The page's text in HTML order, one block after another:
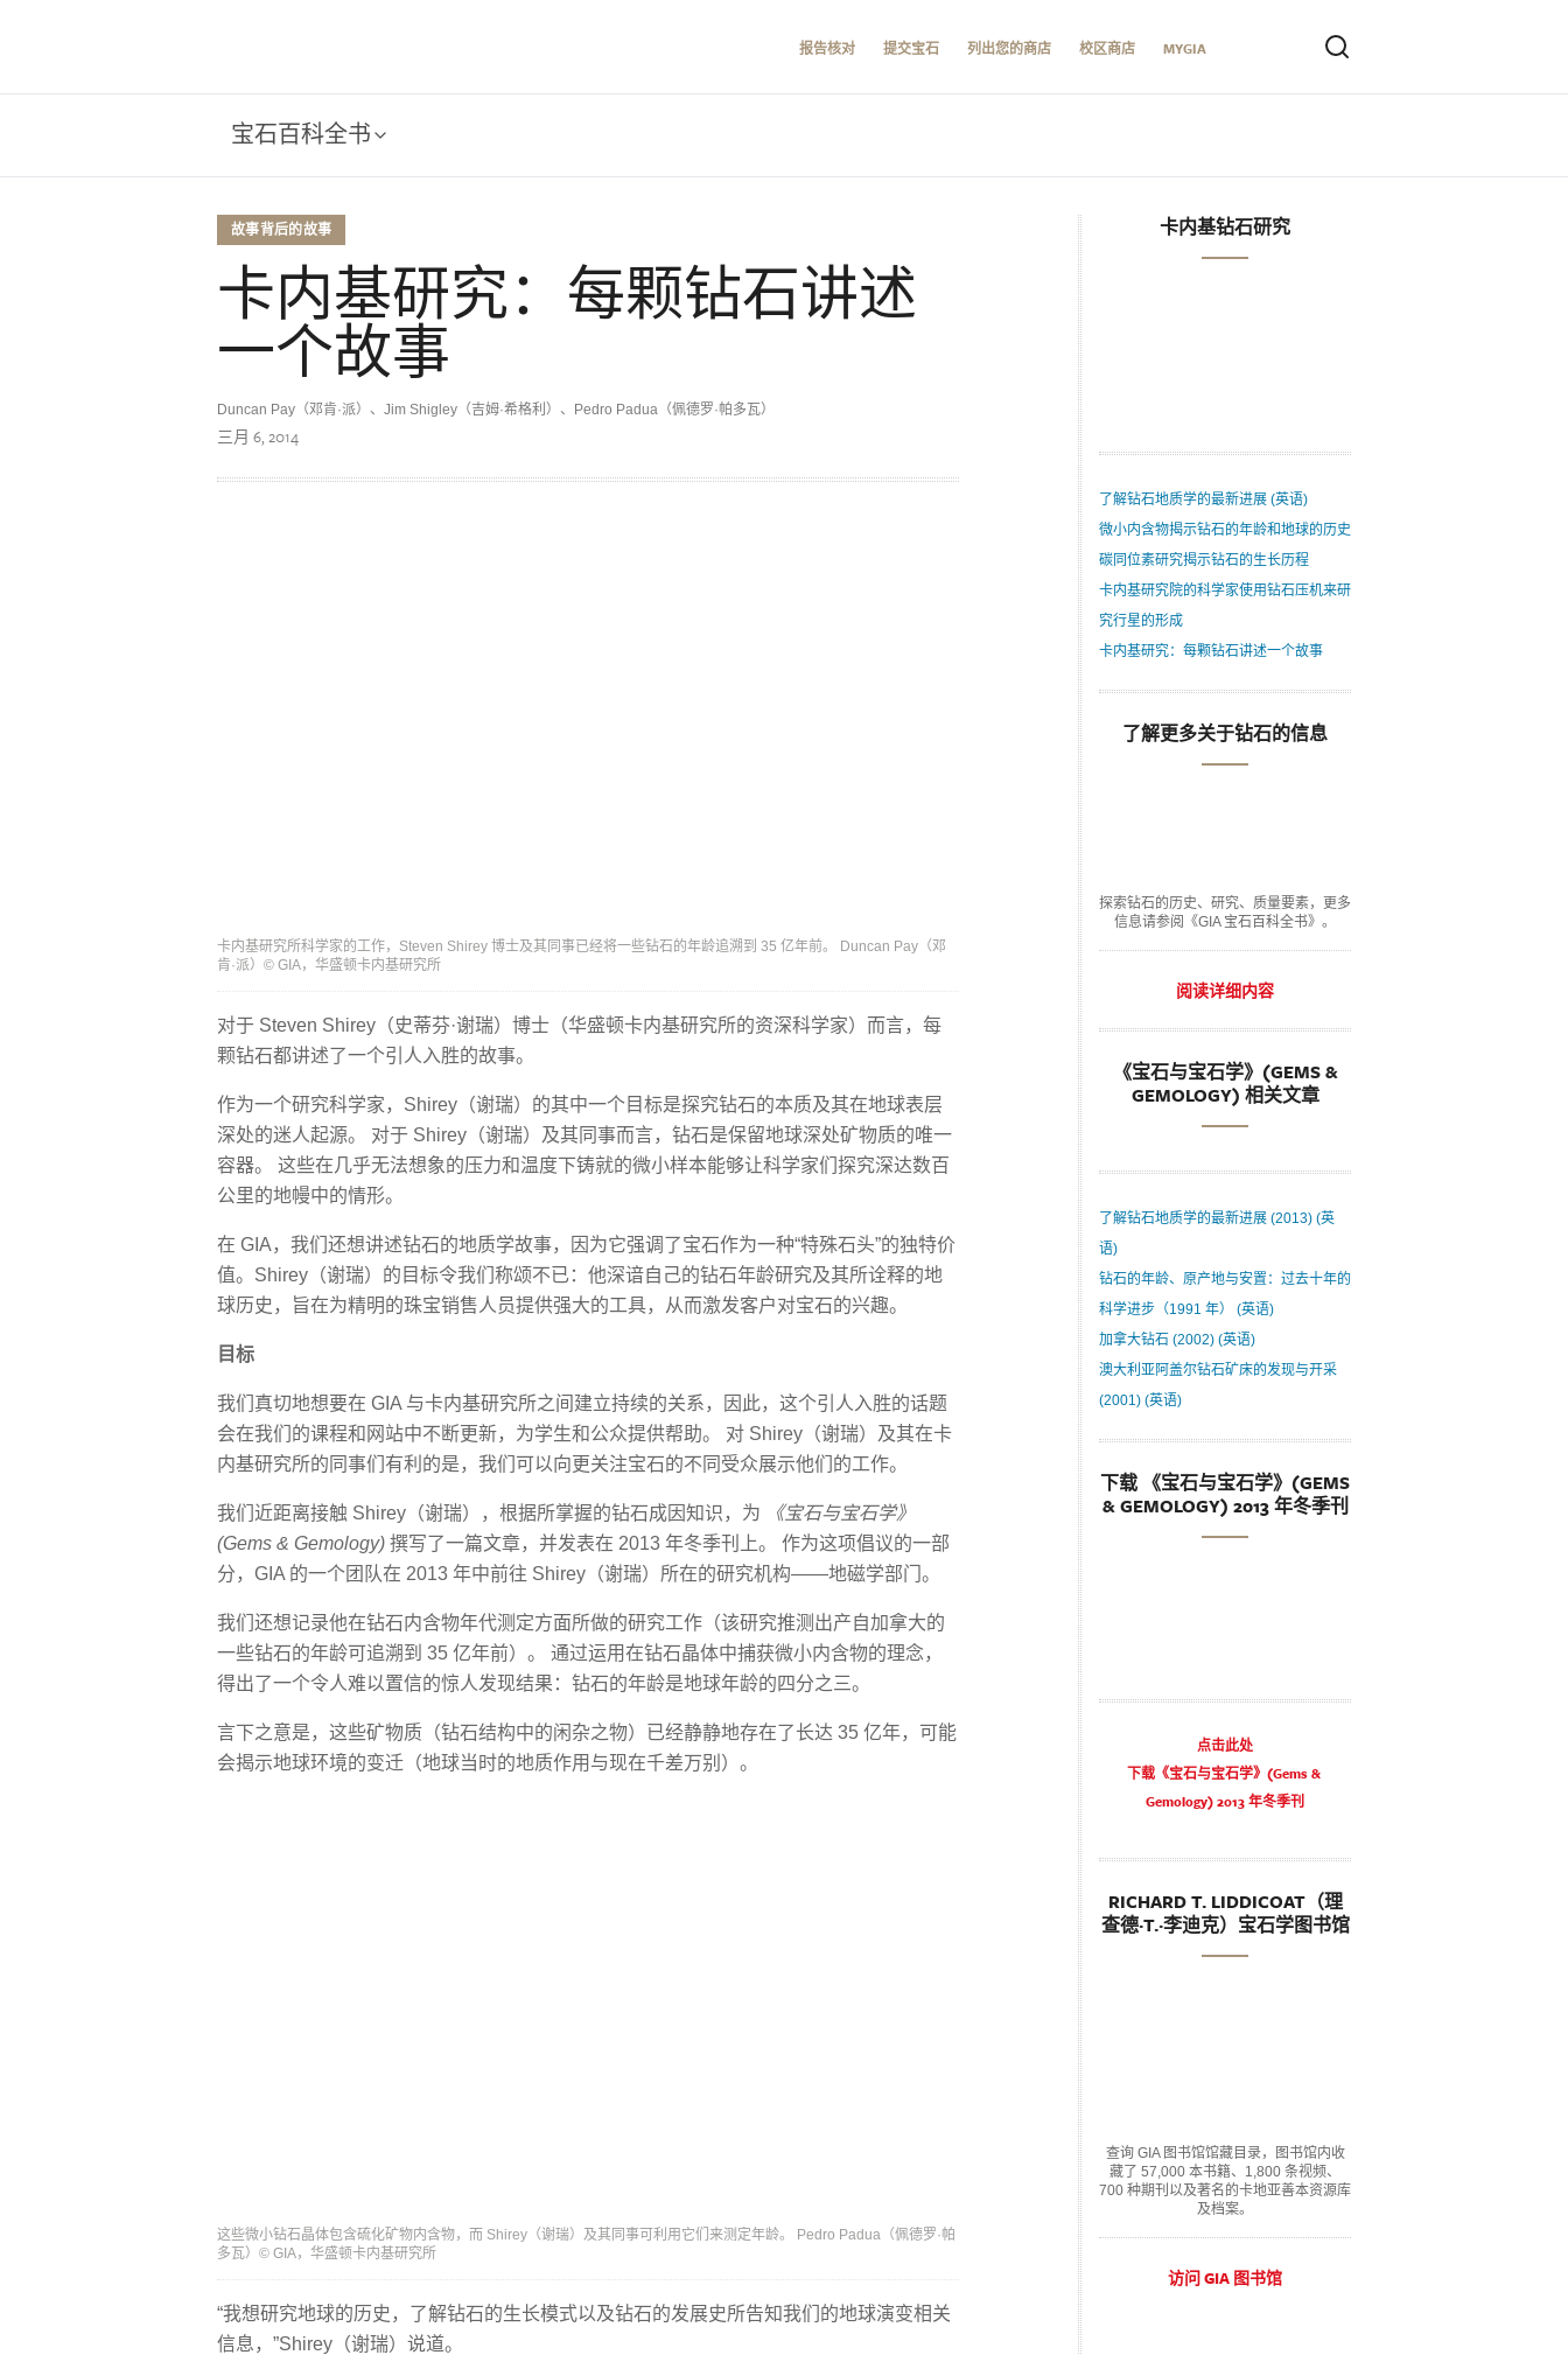
报告核对 提交宝石 列出您的商店 校区商店 MYGIA
宝石百科全书
故事背后的故事
卡内基研究：每颗钻石讲述
一个故事
Duncan Pay（邓肯·派）、Jim Shigley（吉姆·希格利）、Pedro Padua（佩德罗·帕多瓦）
三月 6, 2014
卡内基研究所科学家的工作，Steven Shirey 博士及其同事已经将一些钻石的年龄追溯到 35 亿年前。 Duncan Pay（邓
肯·派）© GIA，华盛顿卡内基研究所
对于 Steven Shirey（史蒂芬·谢瑞）博士（华盛顿卡内基研究所的资深科学家）而言，每
颗钻石都讲述了一个引人入胜的故事。
作为一个研究科学家，Shirey（谢瑞）的其中一个目标是探究钻石的本质及其在地球表层
深处的迷人起源。 对于 Shirey（谢瑞）及其同事而言，钻石是保留地球深处矿物质的唯一
容器。 这些在几乎无法想象的压力和温度下铸就的微小样本能够让科学家们探究深达数百
公里的地幔中的情形。
在 GIA，我们还想讲述钻石的地质学故事，因为它强调了宝石作为一种“特殊石头”的独特价
值。Shirey（谢瑞）的目标令我们称颂不已：他深谙自己的钻石年龄研究及其所诠释的地
球历史，旨在为精明的珠宝销售人员提供强大的工具，从而激发客户对宝石的兴趣。
目标
我们真切地想要在 GIA 与卡内基研究所之间建立持续的关系，因此，这个引人入胜的话题
会在我们的课程和网站中不断更新，为学生和公众提供帮助。 对 Shirey（谢瑞）及其在卡
内基研究所的同事们有利的是，我们可以向更关注宝石的不同受众展示他们的工作。
我们近距离接触 Shirey（谢瑞），根据所掌握的钻石成因知识，为
《宝石与宝石学》
(Gems & Gemology) 撰写了一篇文章，并发表在 2013 年冬季刊上。 作为这项倡议的一部
分，GIA 的一个团队在 2013 年中前往 Shirey（谢瑞）所在的研究机构——地磁学部门。
我们还想记录他在钻石内含物年代测定方面所做的研究工作（该研究推测出产自加拿大的
一些钻石的年龄可追溯到 35 亿年前）。 通过运用在钻石晶体中捕获微小内含物的理念，
得出了一个令人难以置信的惊人发现结果：钻石的年龄是地球年龄的四分之三。
言下之意是，这些矿物质（钻石结构中的闲杂之物）已经静静地存在了长达 35 亿年，可能
会揭示地球环境的变迁（地球当时的地质作用与现在千差万别）。
这些微小钻石晶体包含硫化矿物内含物，而 Shirey（谢瑞）及其同事可利用它们来测定年龄。 Pedro Padua（佩德罗·帕
多瓦）© GIA，华盛顿卡内基研究所
“我想研究地球的历史，了解钻石的生长模式以及钻石的发展史所告知我们的地球演变相关
信息，”Shirey（谢瑞）说道。
卡内基钻石研究
了解钻石地质学的最新进展 (英语)
微小内含物揭示钻石的年龄和地球的历史
碳同位素研究揭示钻石的生长历程
卡内基研究院的科学家使用钻石压机来研
究行星的形成
卡内基研究：每颗钻石讲述一个故事
了解更多关于钻石的信息
探索钻石的历史、研究、质量要素，更多
信息请参阅《GIA 宝石百科全书》。
阅读详细内容
《宝石与宝石学》(GEMS &
GEMOLOGY) 相关文章
了解钻石地质学的最新进展 (2013) (英
语)
钻石的年龄、原产地与安置：过去十年的
科学进步（1991 年） (英语)
加拿大钻石 (2002) (英语)
澳大利亚阿盖尔钻石矿床的发现与开采
(2001) (英语)
下载 《宝石与宝石学》(GEMS
& GEMOLOGY) 2013 年冬季刊
点击此处
下载《宝石与宝石学》(Gems &
Gemology) 2013 年冬季刊
RICHARD T. LIDDICOAT（理
查德·T.·李迪克）宝石学图书馆
查询 GIA 图书馆馆藏目录，图书馆内收
藏了 57,000 本书籍、1,800 条视频、
700 种期刊以及著名的卡地亚善本资源库
及档案。
访问 GIA 图书馆